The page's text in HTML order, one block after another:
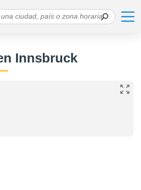
Innsbruck